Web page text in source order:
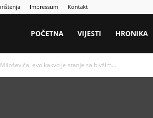
Impressum Kontakt
POČETNA VIJESTI HRONIKA
evo kakvo je stanje sa bivšim...